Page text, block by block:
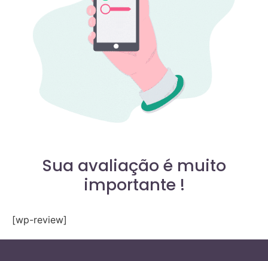
Sua avaliação é muito
importante !
[wp-review]